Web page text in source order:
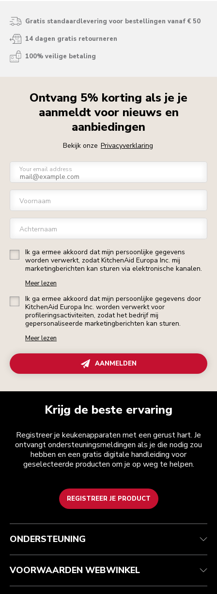
Gratis standaardlevering voor bestellingen vanaf € 50
14 dagen gratis retourneren
100% veilige betaling
Ontvang 5% korting als je je
aanmeldt voor nieuws en
aanbiedingen
Bekijk onze Privacyverklaring
Your email address
Voornaam
Achternaam
Ik ga ermee akkoord dat mijn persoonlijke gegevens
worden verwerkt, zodat KitchenAid Europa Inc. mij
marketingberichten kan sturen via elektronische kanalen.
Meer lezen
Ik ga ermee akkoord dat mijn persoonlijke gegevens door
KitchenAid Europa Inc. worden verwerkt voor
profileringsactiviteiten, zodat het bedrijf mij
gepersonaliseerde marketingberichten kan sturen.
Meer lezen
AANMELDEN
Krijg de beste ervaring
Registreer je keukenapparaten met een gerust hart. Je
ontvangt ondersteuningsmeldingen als je die nodig zou
hebben en een gratis digitale handleiding voor
geselecteerde producten om je op weg te helpen.
REGISTREER JE PRODUCT
Health check
Je bestelling volgen
Garantie en documenten
Recupel
Algemene voorwaarden
Retournering en terugbetaling
Imprint
ODR
Het merk
Zoek een winkel
ONDERSTEUNING
VOORWAARDEN WEBWINKEL